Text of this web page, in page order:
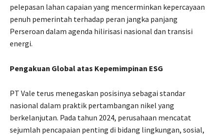
pelepasan lahan capaian yang mencerminkan kepercayaan
penuh pemerintah terhadap peran jangka panjang
Perseroan dalam agenda hilirisasi nasional dan transisi
energi.
Pengakuan Global atas Kepemimpinan ESG
PT Vale terus menegaskan posisinya sebagai standar
nasional dalam praktik pertambangan nikel yang
berkelanjutan. Pada tahun 2024, perusahaan mencatat
sejumlah pencapaian penting di bidang lingkungan, sosial,